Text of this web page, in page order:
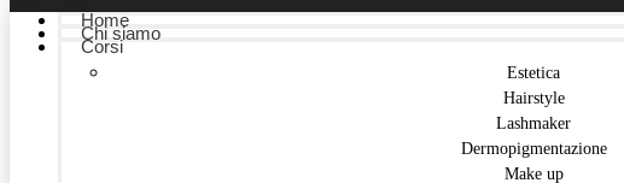
Home
Chi siamo
Corsi
Estetica
Hairstyle
Lashmaker
Dermopigmentazione
Make up